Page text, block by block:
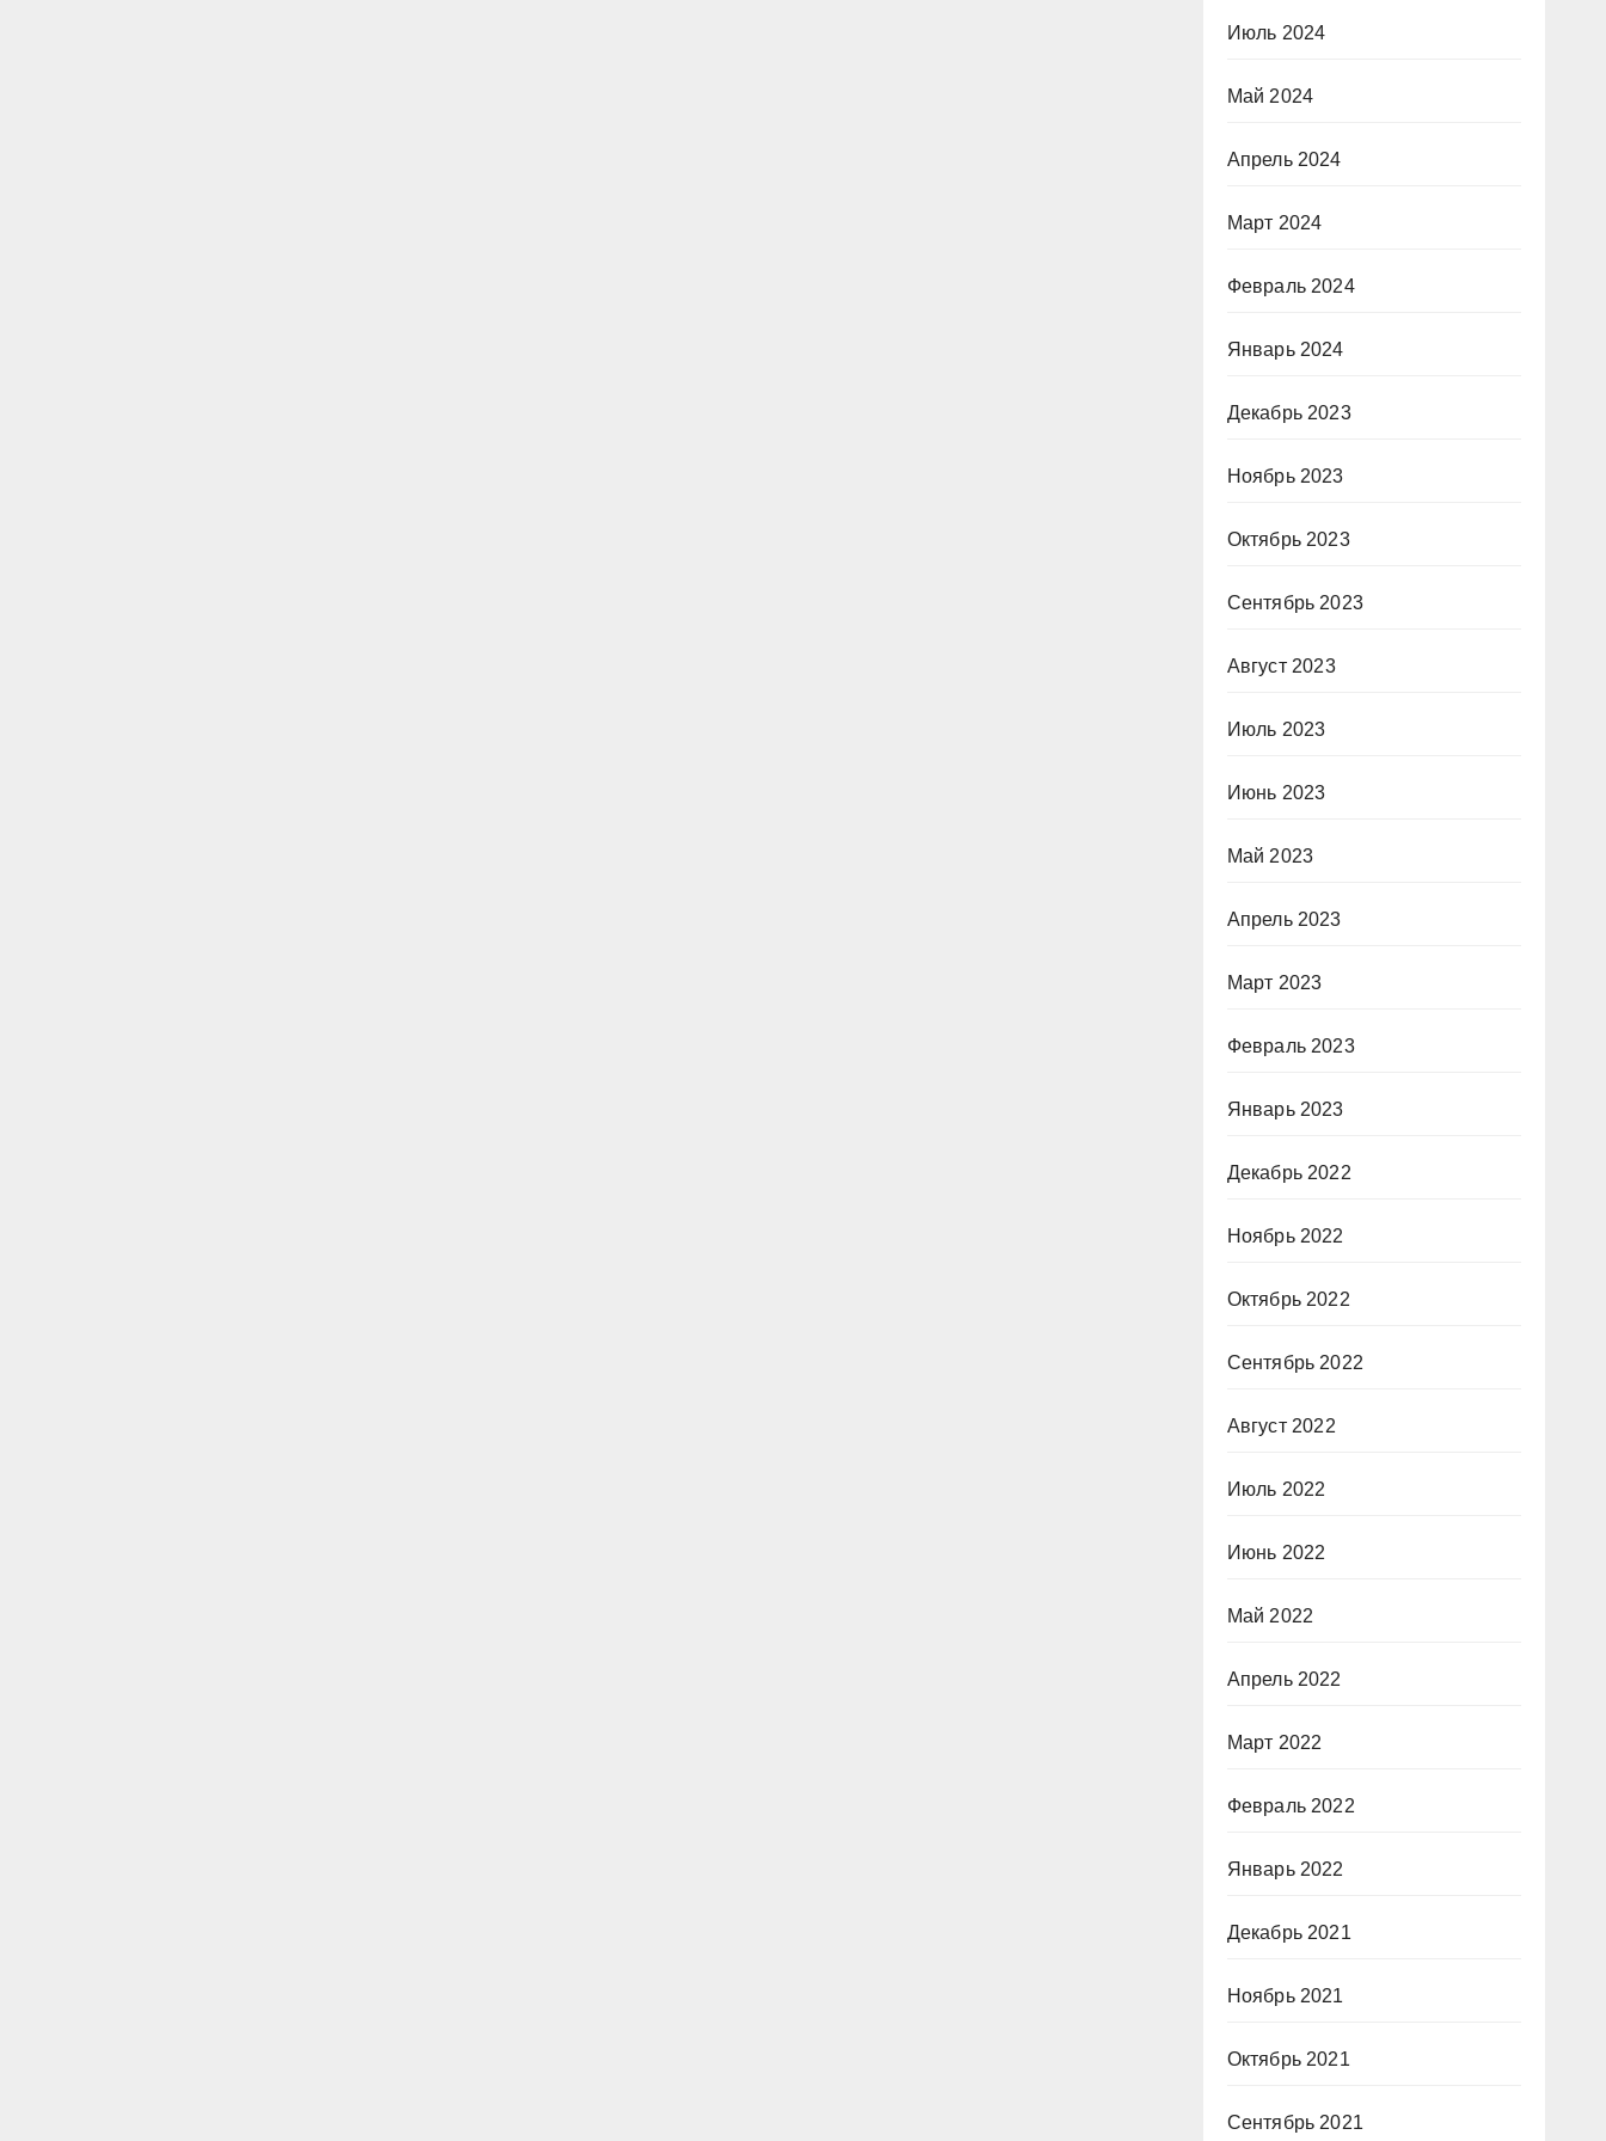
Июль 2024
Май 2024
Апрель 2024
Март 2024
Февраль 2024
Январь 2024
Декабрь 2023
Ноябрь 2023
Октябрь 2023
Сентябрь 2023
Август 2023
Июль 2023
Июнь 2023
Май 2023
Апрель 2023
Март 2023
Февраль 2023
Январь 2023
Декабрь 2022
Ноябрь 2022
Октябрь 2022
Сентябрь 2022
Август 2022
Июль 2022
Июнь 2022
Май 2022
Апрель 2022
Март 2022
Февраль 2022
Январь 2022
Декабрь 2021
Ноябрь 2021
Октябрь 2021
Сентябрь 2021